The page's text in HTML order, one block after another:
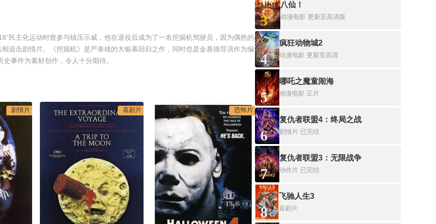
民主化运动时曾参与镇压示威，他在退役后成为了一名挖掘机驾驶员，因为偶然的
追击剧情片。《挖掘机》是严泰雄的大银幕回归之作，同时也是金基德导演作为编
事件为素材创作，令人十分期待。
剧情片 喜剧片 恐怖片
3
八仙！
动漫电影 更新至高清版
4
疯狂动物城2
动漫电影 更新至高清
5
哪吒之魔童闹海
动漫电影 正片
6
复仇者联盟4：终局之战
剧情片 已完结
7
复仇者联盟3：无限战争
动作片 已完结
8
飞驰人生3
喜剧片